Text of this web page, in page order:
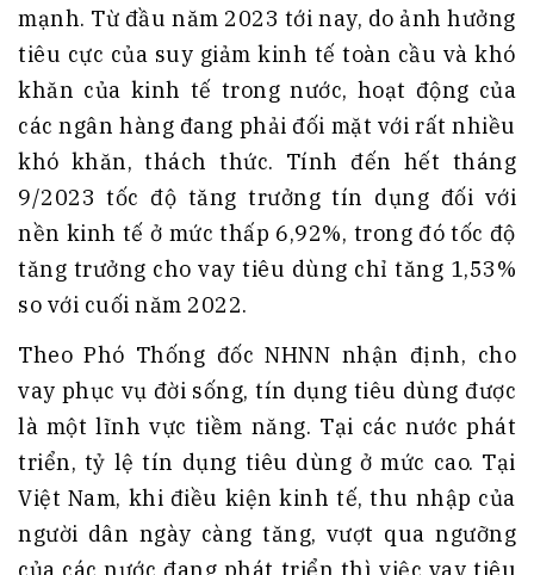
mạnh. Từ đầu năm 2023 tới nay, do ảnh hưởng
tiêu cực của suy giảm kinh tế toàn cầu và khó
khăn của kinh tế trong nước, hoạt động của
các ngân hàng đang phải đối mặt với rất nhiều
khó khăn, thách thức. Tính đến hết tháng
9/2023 tốc độ tăng trưởng tín dụng đối với
nền kinh tế ở mức thấp 6,92%, trong đó tốc độ
tăng trưởng cho vay tiêu dùng chỉ tăng 1,53%
so với cuối năm 2022.
Theo Phó Thống đốc NHNN nhận định, cho
vay phục vụ đời sống, tín dụng tiêu dùng được
là một lĩnh vực tiềm năng. Tại các nước phát
triển, tỷ lệ tín dụng tiêu dùng ở mức cao. Tại
Việt Nam, khi điều kiện kinh tế, thu nhập của
người dân ngày càng tăng, vượt qua ngưỡng